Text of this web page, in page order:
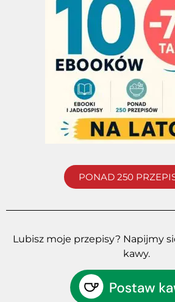
PONAD 250
Lubisz moje przepisy? Napijmy
kawy.